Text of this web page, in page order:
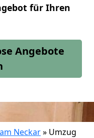
für Ihren
Angebote
Neckar» Umzug